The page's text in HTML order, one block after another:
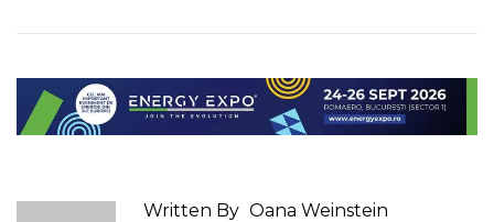
Written By Oana Weinstein